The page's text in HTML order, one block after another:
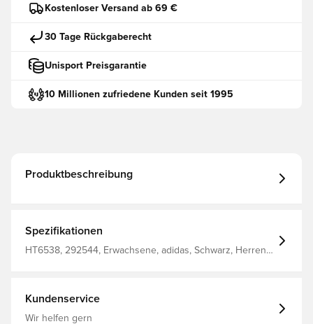
Kostenloser Versand ab 69 €
30 Tage Rückgaberecht
Unisport Preisgarantie
10 Millionen zufriedene Kunden seit 1995
Produktbeschreibung
Spezifikationen
HT6538, 292544, Erwachsene, adidas, Schwarz, Herren,
Kundenservice
Wir helfen gern